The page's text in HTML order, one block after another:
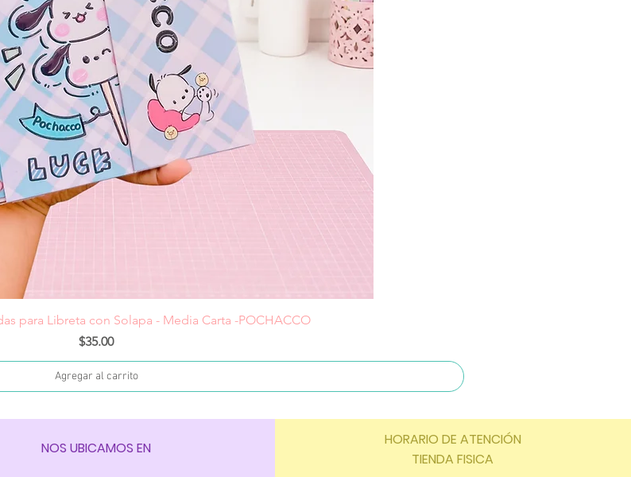
Vista rápida
para Libreta con Solapa - Media Carta -POCHACCO
Precio
$35.00
Agregar al carrito
NOS UBICAMOS EN
HORARIO DE ATENCIÓN
TIENDA FISICA